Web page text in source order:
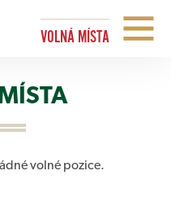
VOLNÁ MÍSTA
volné pozice.